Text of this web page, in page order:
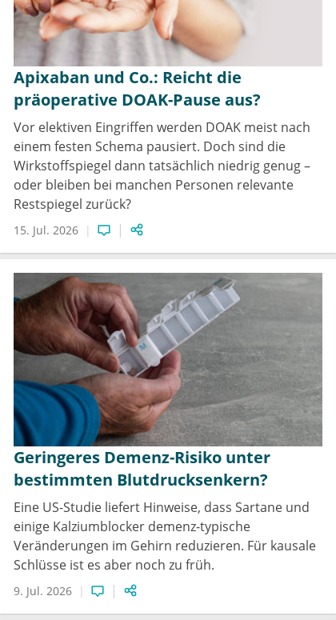
Apixaban und Co.: Reicht die
präoperative DOAK-Pause aus?
Vor elektiven Eingriffen werden DOAK meist nach
einem festen Schema pausiert. Doch sind die
Wirkstoffspiegel dann tatsächlich niedrig genug –
oder bleiben bei manchen Personen relevante
Restspiegel zurück?
15. Jul. 2026
Geringeres Demenz-Risiko unter
bestimmten Blutdrucksenkern?
Eine US-Studie liefert Hinweise, dass Sartane und
einige Kalziumblocker demenz-typische
Veränderungen im Gehirn reduzieren. Für kausale
Schlüsse ist es aber noch zu früh.
9. Jul. 2026